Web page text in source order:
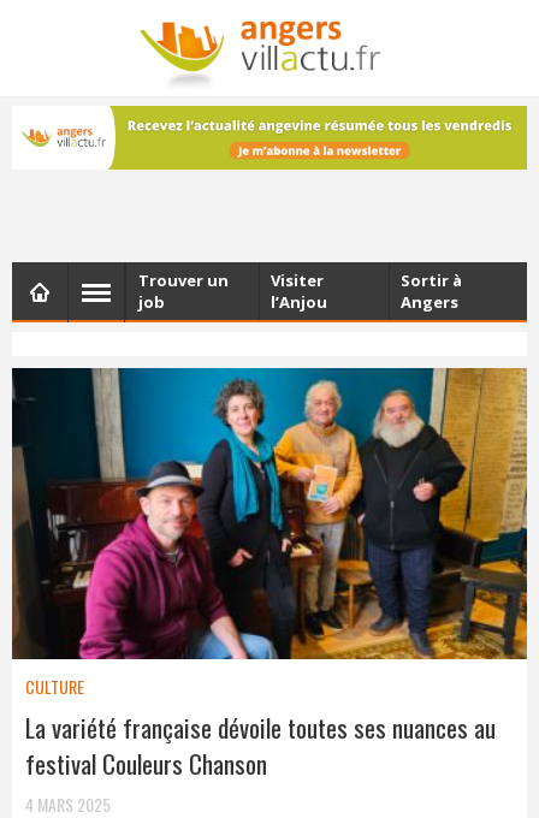
NEWSLETTER
Les dernières actualités d'Angers, chaque vendredi dans
votre boîte e-mail
Trouver un
job
Visiter
l’Anjou
Sortir à
Angers
CULTURE
La variété française dévoile toutes ses nuances au
festival Couleurs Chanson
4 MARS 2025